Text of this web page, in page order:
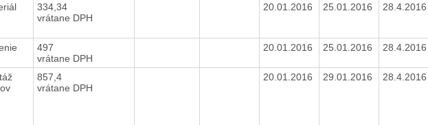
334,34
vrátane DPH
20.01.2016 25.01.2016
497
vrátane DPH
20.01.2016 25.01.2016
857,4
vrátane DPH
20.01.2016 29.01.2016